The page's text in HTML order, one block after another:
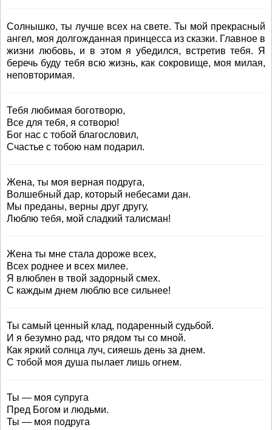
Солнышко, ты лучше всех на свете. Ты мой прекрасный
ангел, моя долгожданная принцесса из сказки. Главное в
жизни любовь, и в этом я убедился, встретив тебя. Я
беречь буду тебя всю жизнь, как сокровище, моя милая,
неповторимая.
Тебя любимая боготворю,
Все для тебя, я сотворю!
Бог нас с тобой благословил,
Счастье с тобою нам подарил.
Жена, ты моя верная подруга,
Волшебный дар, который небесами дан.
Мы преданы, верны друг другу,
Люблю тебя, мой сладкий талисман!
Жена ты мне стала дороже всех,
Всех роднее и всех милее.
Я влюблен в твой задорный смех.
С каждым днем люблю все сильнее!
Ты самый ценный клад, подаренный судьбой.
И я безумно рад, что рядом ты со мной.
Как яркий солнца луч, сияешь день за днем.
С тобой моя душа пылает лишь огнем.
Ты — моя супруга
Пред Богом и людьми.
Ты — моя подруга